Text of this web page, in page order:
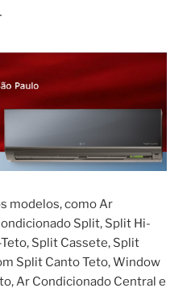
modelos, como Ar
Split, Split Hi-
Split Cassete, Split
Split Canto Teto, Window
Ar Condicionado Central e